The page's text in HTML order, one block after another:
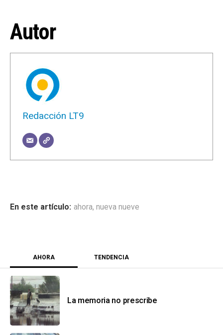
Autor
Redacción LT9
ahora, nueva nueve
AHORA TENDENCIA
La memoria no prescribe